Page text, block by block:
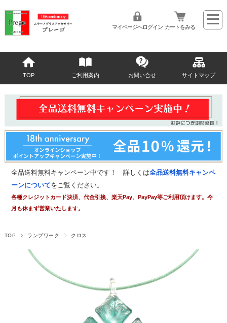
マイページへログイン カートをみる
TOP ご利用案内 お問い合せ サイトマップ
全品送料無料キャンペーン中です！ 詳しくは全品送料無料キャンペ
ーンについてをご覧ください。
各種クレジットカード決済、代金引換、楽天Pay、PayPay等ご利用頂けます。今
月も休まず営業いたします。
TOP ランプワーク クロス